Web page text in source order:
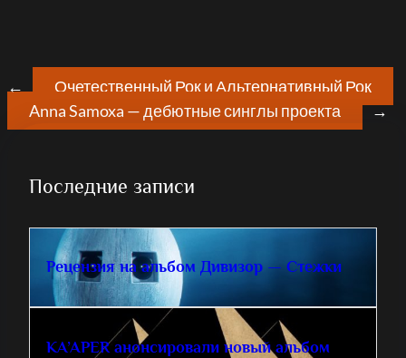
←
Очетественный Рок и Альтернативный Рок
Anna Samoxa — дебютные синглы проекта
→
Последние записи
Рецензия на альбом Дивизор — Стежки
KA’APER анонсировали новый альбом